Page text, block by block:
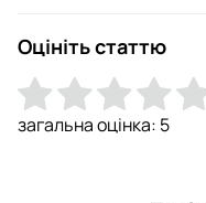
Оцініть статтю
загальна оцінка: 5